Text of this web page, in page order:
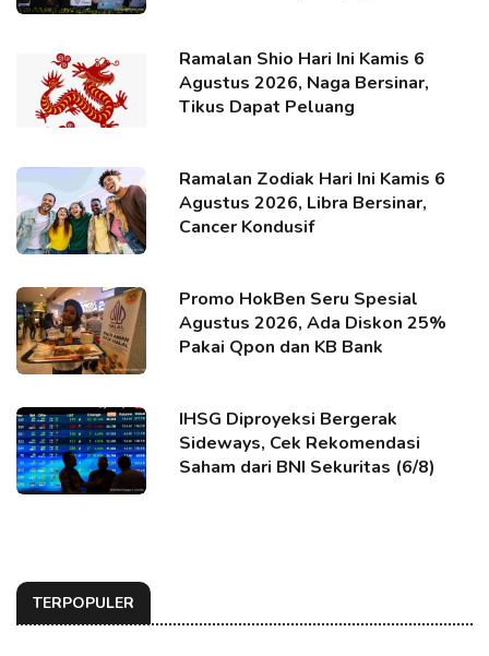
Ramalan Shio Hari Ini Kamis 6
Agustus 2026, Naga Bersinar,
Tikus Dapat Peluang
Ramalan Zodiak Hari Ini Kamis 6
Agustus 2026, Libra Bersinar,
Cancer Kondusif
Promo HokBen Seru Spesial
Agustus 2026, Ada Diskon 25%
Pakai Qpon dan KB Bank
IHSG Diproyeksi Bergerak
Sideways, Cek Rekomendasi
Saham dari BNI Sekuritas (6/8)
TERPOPULER